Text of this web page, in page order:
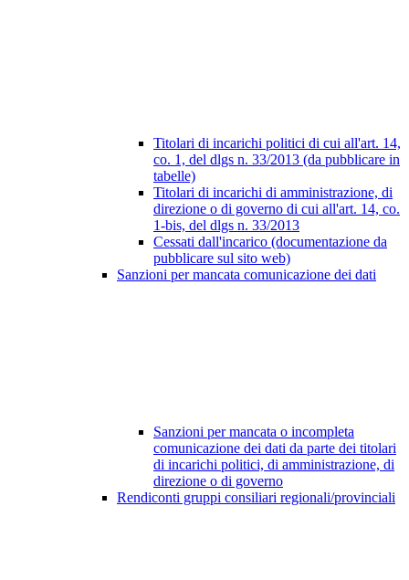
Titolari di incarichi politici di cui all'art. 14,
co. 1, del dlgs n. 33/2013 (da pubblicare in
tabelle)
Titolari di incarichi di amministrazione, di
direzione o di governo di cui all'art. 14, co.
1-bis, del dlgs n. 33/2013
Cessati dall'incarico (documentazione da
pubblicare sul sito web)
Sanzioni per mancata comunicazione dei dati
Sanzioni per mancata o incompleta
comunicazione dei dati da parte dei titolari
di incarichi politici, di amministrazione, di
direzione o di governo
Rendiconti gruppi consiliari regionali/provinciali